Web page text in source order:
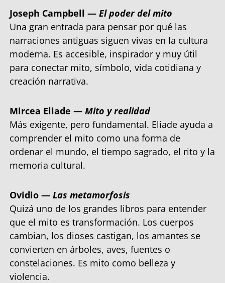
Joseph Campbell — El poder del mito
Una gran entrada para pensar por qué las
narraciones antiguas siguen vivas en la cultura
moderna. Es accesible, inspirador y muy útil
para conectar mito, símbolo, vida cotidiana y
creación narrativa.
Mircea Eliade — Mito y realidad
Más exigente, pero fundamental. Eliade ayuda a
comprender el mito como una forma de
ordenar el mundo, el tiempo sagrado, el rito y la
memoria cultural.
Ovidio — Las metamorfosis
Quizá uno de los grandes libros para entender
que el mito es transformación. Los cuerpos
cambian, los dioses castigan, los amantes se
convierten en árboles, aves, fuentes o
constelaciones. Es mito como belleza y
violencia.